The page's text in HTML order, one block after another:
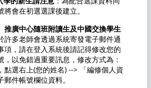
將會在初選選課後建立。
推廣中心隨班附讀生及中國交換學生
許多老師會透過系統寄發電子郵件通
項，請在登入系統後請記得修改您的
，以免錯過重要訊息，修改方式為：
點選右上(您的姓名) --> 「編修個人資
件帳號欄位資料。